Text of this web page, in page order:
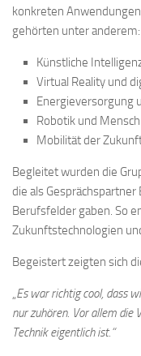
konkreten
gehörten unter anderem:
Künstliche
Virtual Reality und
Energieversorgung
Robotik und
Mobilität der
Begleitet wurden die
die als Gesprächspartner
Berufsfelder gaben. So
Zukunftstechnologien
Begeistert zeigten sich
„Es war richtig cool, dass
nur zuhören. Vor allem die
Technik eigentlich ist.“